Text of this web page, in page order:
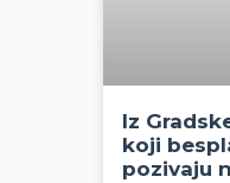
Iz
koji
pozivaju